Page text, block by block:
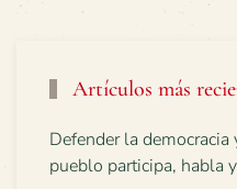
Artículos más
Defender la
pueblo participa, habla